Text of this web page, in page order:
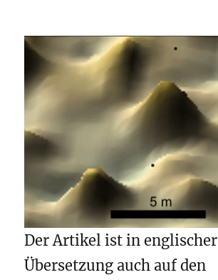
Der Artikel ist in englischer
Übersetzung auch auf den